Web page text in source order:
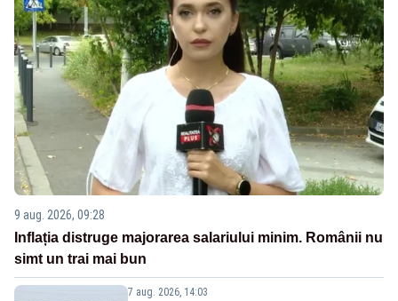
9 aug. 2026, 09:28
Inflația distruge majorarea salariului minim. Românii nu
simt un trai mai bun
7 aug. 2026, 14:03